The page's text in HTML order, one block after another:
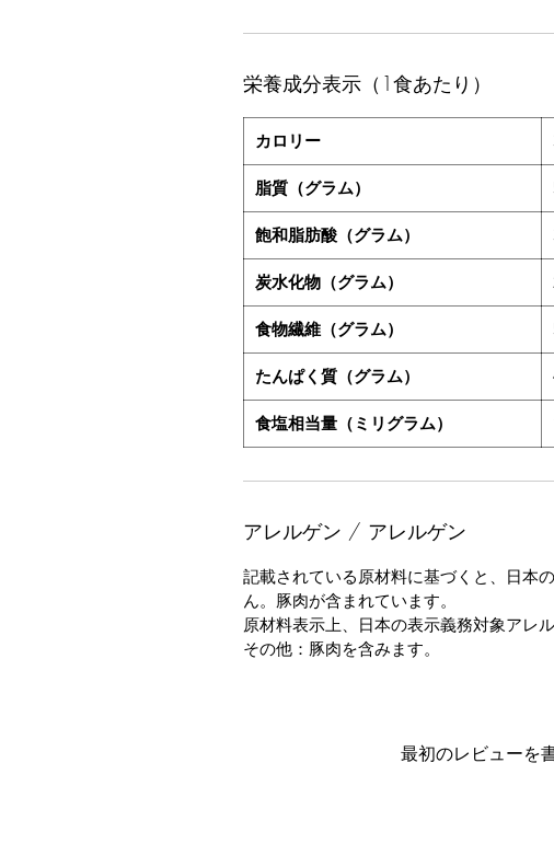
栄養成分表示（1食あたり）
カロリー
脂質（グラム）
飽和脂肪酸（グラム）
炭水化物（グラム）
食物繊維（グラム）
たんぱく質（グラム）
食塩相当量（ミリグラム）
アレルゲン / アレルゲン
記載されている原材料に基づくと、日本
ん。豚肉が含まれています。
原材料表示上、日本の表示義務対象アレ
その他：豚肉を含みます。
最初のレビューを